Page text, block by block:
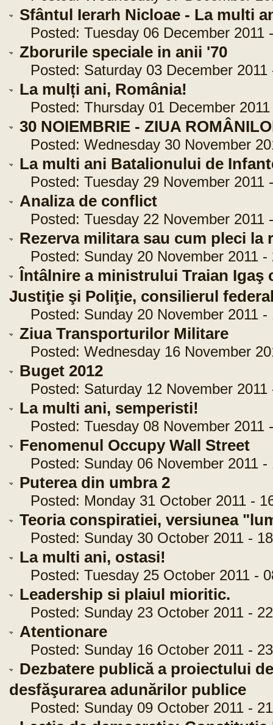
Sfântul Ierarh Nicloae - La multi
Posted: Tuesday 06 December 2011
Zborurile speciale in anii '70
Posted: Saturday 03 December 2011
La mulți ani, România!
Posted: Thursday 01 December 2011
30 NOIEMBRIE - ZIUA
Posted: Wednesday 30 November
La multi ani Batalionului de
Posted: Tuesday 29 November 2011
Analiza de conflict
Posted: Tuesday 22 November 2011
Rezerva militara sau cum pleci
Posted: Sunday 20 November 2011 -
Întâlnire a ministrului Traian
Justiţie şi Poliţie, consilierul
Posted: Sunday 20 November 2011 -
Ziua Transporturilor Militare
Posted: Wednesday 16 November
Buget 2012
Posted: Saturday 12 November 2011
La multi ani, semperisti!
Posted: Tuesday 08 November 2011
Fenomenul Occupy Wall Street
Posted: Sunday 06 November 2011 -
Puterea din umbra 2
Posted: Monday 31 October 2011 -
Teoria conspiratiei, versiunea
Posted: Sunday 30 October 2011 -
La multi ani, ostasi!
Posted: Tuesday 25 October 2011 -
Leadership si plaiul mioritic.
Posted: Sunday 23 October 2011 -
Atentionare
Posted: Sunday 16 October 2011 -
Dezbatere publică a proiectului
desfăşurarea adunărilor publice
Posted: Sunday 09 October 2011 -